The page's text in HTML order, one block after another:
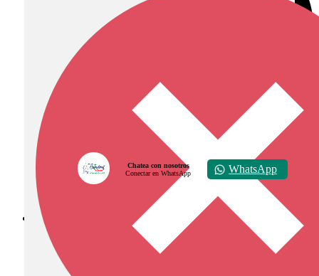
Diócesis de Zipaquirá
Chatea con nosotros
Conectar en WhatsApp
WhatsApp